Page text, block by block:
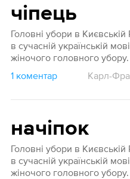
чіпець
Головні убори в
в сучасній українській
жіночого головного убору.
1 коментар
Карл-
начіпок
Головні убори в
в сучасній українській
жіночого головного убору.